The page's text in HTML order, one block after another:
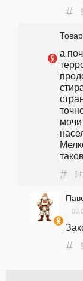
# !
а
# !
# !